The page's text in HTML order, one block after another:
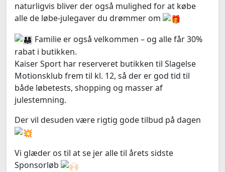
naturligvis bliver der også mulighed for at købe
alle de løbe-julegaver du drømmer om
Familie er også velkommen – og alle får 30%
rabat i butikken.
Kaiser Sport har reserveret butikken til Slagelse
Motionsklub frem til kl. 12, så der er god tid til
både løbetests, shopping og masser af
julestemning.
Der vil desuden være rigtig gode tilbud på dagen
Vi glæder os til at se jer alle til årets sidste
Sponsorløb